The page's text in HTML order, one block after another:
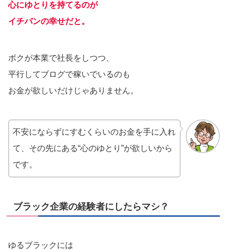
心にゆとりを持てるのが
イチバンの幸せだと。
ボクが本業で社長をしつつ、
平行してブログで稼いでいるのも
お金が欲しいだけじゃありません。
不安にならずにすむくらいのお金を手に入れ
て、その先にある“心のゆとり”が欲しいから
です。
ブラック企業の経験者にしたらマシ？
ゆるブラックには